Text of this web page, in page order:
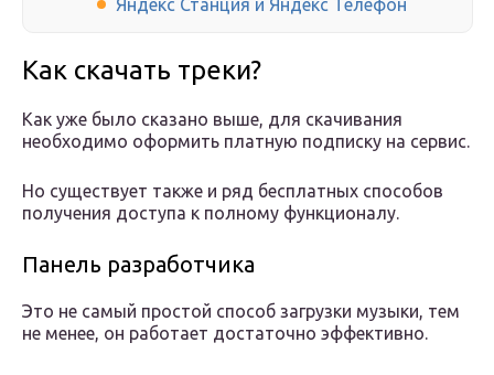
Яндекс Станция и Яндекс Телефон
Как скачать треки?
Как уже было сказано выше, для скачивания
необходимо оформить платную подписку на сервис.
Но существует также и ряд бесплатных способов
получения доступа к полному функционалу.
Панель разработчика
Это не самый простой способ загрузки музыки, тем
не менее, он работает достаточно эффективно.